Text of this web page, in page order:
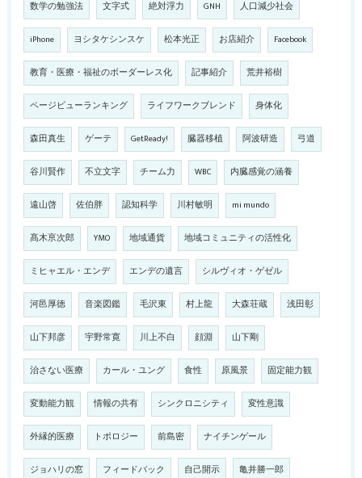
数学の勉強法 文字式 絶対浮力 GNH 人口減少社会
iPhone ヨシタケシンスケ 松本光正 お店紹介 Facebook
教育・医療・福祉のボーダーレス化 記事紹介 荒井裕樹
ページビューランキング ライフワークブレンド 身体化
森田真生 ゲーテ GetReady! 臓器移植 阿波研造 弓道
谷川賢作 不立文字 チーム力 WBC 内臓感覚の涵養
遠山啓 佐伯胖 認知科学 川村敏明 mi mundo
髙木亰次郎 YMO 地域通貨 地域コミュニティの活性化
ミヒャエル・エンデ エンデの遺言 シルヴィオ・ゲゼル
河邑厚徳 音楽図鑑 毛沢東 村上龍 大森荘蔵 浅田彰
山下邦彦 宇野常寛 川上不白 顔淵 山下剛
治さない医療 カール・ユング 食性 原風景 固定能力観
変動能力観 情報の共有 シンクロニシティ 変性意識
外縁的医療 トポロジー 前島密 ナイチンゲール
ジョハリの窓 フィードバック 自己開示 亀井勝一郎